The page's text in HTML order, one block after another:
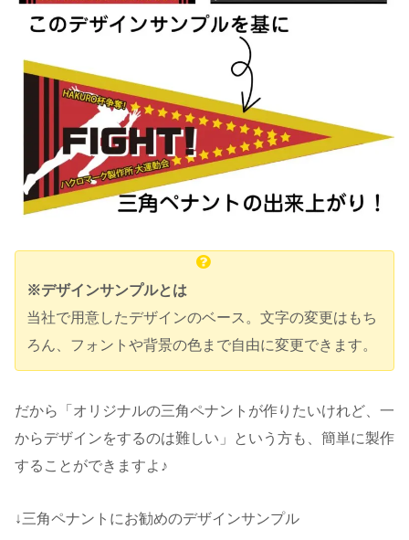
※デザインサンプルとは
当社で用意したデザインのベース。文字の変更はもち
ろん、フォントや背景の色まで自由に変更できます。
だから「オリジナルの三角ペナントが作りたいけれど、一
からデザインをするのは難しい」という方も、簡単に製作
することができますよ♪
↓三角ペナントにお勧めのデザインサンプル